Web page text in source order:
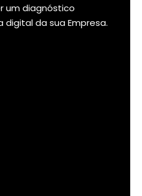
um diagnóstico
da sua Empresa.